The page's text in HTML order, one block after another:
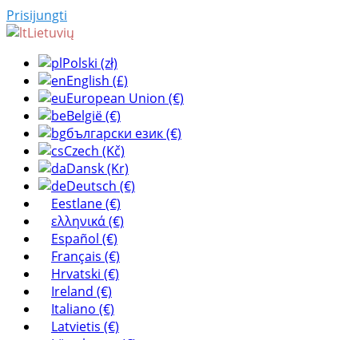
Prisijungti
Lietuvių
Polski (zł)
English (£)
European Union (€)
België (€)
български език (€)
Czech (Kč)
Dansk (Kr)
Deutsch (€)
Eestlane (€)
ελληνικά (€)
Español (€)
Français (€)
Hrvatski (€)
Ireland (€)
Italiano (€)
Latvietis (€)